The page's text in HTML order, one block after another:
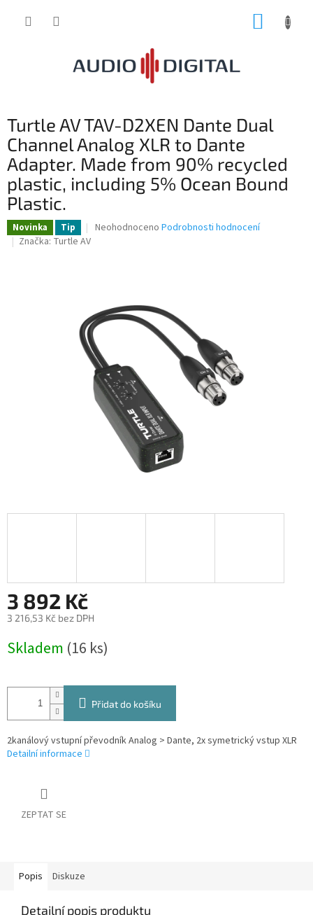
Turtle AV TAV-D2XEN Dante Dual
Channel Analog XLR to Dante
Adapter. Made from 90% recycled
plastic, including 5% Ocean Bound
Plastic.
Novinka Tip
Průměrné
hvězdiček.
Neohodnoceno Podrobnosti hodnocení
Značka: Turtle AV
3 892 Kč
3 216,53 Kč bez DPH
cena:
Skladem (16 ks)
Přidat do košíku
2kanálový vstupní převodník Analog > Dante, 2x symetrický vstup XLR
Detailní informace
ZEPTAT SE
Popis Diskuze
Detailní popis produktu